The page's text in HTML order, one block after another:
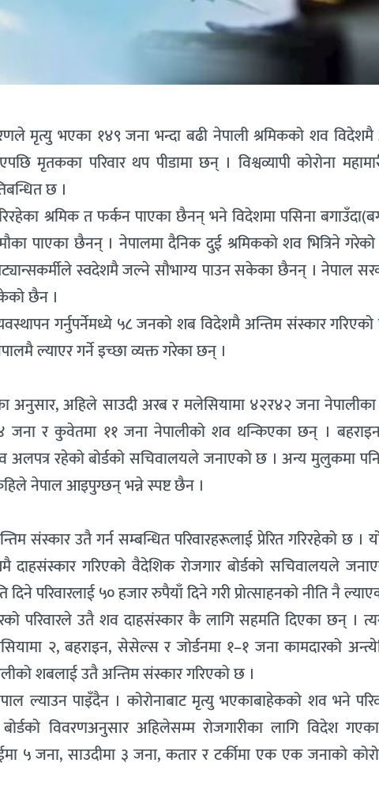
मृत्यु भएका १४९ जना भन्दा बढी नेपाली श्रमिकको शव
परिवार थप पीडामा छन् । विश्वव्यापी कोरोना
छ ।
श्रमिक त फर्कन पाएका छैनन् भने विदेशमा पसिना
पाएका छैनन् । नेपालमा दैनिक दुई श्रमिकको शव भित्रिने
स्वदेशमै जल्ने सौभाग्य पाउन सकेका छैनन् । नेपाल
छैन ।
गर्नुपर्नेमध्ये ५८ जनको शब विदेशमै अन्तिम संस्कार
ल्याएर गर्ने इच्छा व्यक्त गरेका छन् ।
अनुसार, अहिले साउदी अरब र मलेसियामा ४२र४२ जना
जना र कुवेतमा ११ जना नेपालीको शव थन्किएका छन् ।
रहेको बोर्डको सचिवालयले जनाएको छ । अन्य मुलुकमा
नेपाल आइपुग्छन् भन्ने स्पष्ट छैन ।
संस्कार उतै गर्न सम्बन्धित परिवारहरूलाई प्रेरित गरिरहेको छ ।
दाहसंस्कार गरिएको वैदेशिक रोजगार बोर्डको सचिवालयले
परिवारलाई ५० हजार रुपैयाँ दिने गरी प्रोत्साहनको नीति नै
परिवारले उतै शव दाहसंस्कार कै लागि सहमति दिएका छन् ।
२, बहराइन, सेसेल्स र जोर्डनमा १–१ जना कामदारको
शबलाई उतै अन्तिम संस्कार गरिएको छ ।
ल्याउन पाइँदैन । कोरोनाबाट मृत्यु भएकाबाहेकको शव भने
विवरणअनुसार अहिलेसम्म रोजगारीका लागि विदेश
५ जना, साउदीमा ३ जना, कतार र टर्कीमा एक एक जनाको